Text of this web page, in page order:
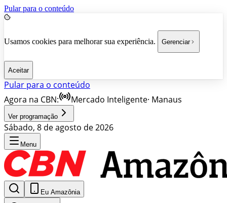
Pular para o conteúdo
Usamos cookies para melhorar sua experiência. Gerenciar
Aceitar
Pular para o conteúdo
Agora na CBN:
Mercado Inteligente· Manaus
Ver programação
Sábado, 8 de agosto de 2026
Menu
Eu Amazônia